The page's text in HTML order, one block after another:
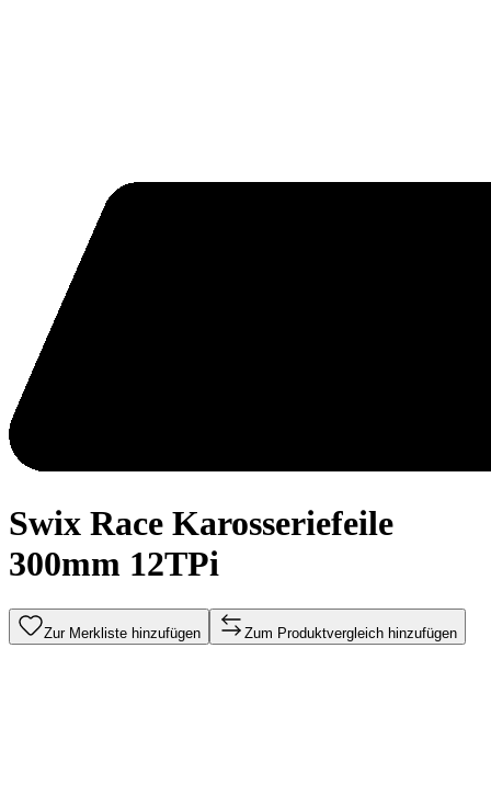
Swix Race Karosseriefeile
300mm 12TPi
Zur Merkliste hinzufügen Zum Produktvergleich hinzufügen